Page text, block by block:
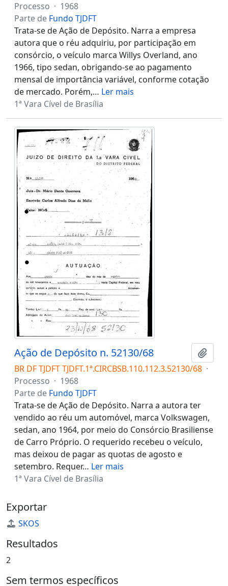
Processo · 1968
Parte de Fundo TJDFT
Trata-se de Ação de Depósito. Narra a empresa
autora que o réu adquiriu, por participação em
consórcio, o veículo marca Willys Overland, ano
1966, tipo sedan, obrigando-se ao pagamento
mensal de importância variável, conforme cotação
de mercado. Porém,… Ler mais
1ª Vara Cível de Brasília
Ação de Depósito n. 52130/68
BR DF TJDFT TJDFT.1ª.CIRCBSB.110.112.3.52130/68 ·
Processo · 1968
Parte de Fundo TJDFT
Trata-se de Ação de Depósito. Narra a autora ter
vendido ao réu um automóvel, marca Volkswagen,
sedan, ano 1964, por meio do Consórcio Brasiliense
de Carro Próprio. O requerido recebeu o veículo,
mas deixou de pagar as quotas de agosto e
setembro. Requer… Ler mais
1ª Vara Cível de Brasília
Exportar
SKOS
Resultados
2
Sem termos específicos